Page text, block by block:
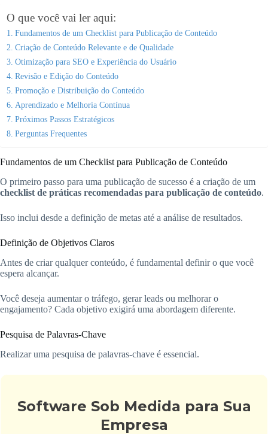
O que você vai ler aqui:
Fundamentos de um Checklist para Publicação de Conteúdo
Criação de Conteúdo Relevante e de Qualidade
Otimização para SEO e Experiência do Usuário
Revisão e Edição do Conteúdo
Promoção e Distribuição do Conteúdo
Aprendizado e Melhoria Contínua
Próximos Passos Estratégicos
Perguntas Frequentes
Fundamentos de um Checklist para Publicação de Conteúdo
O primeiro passo para uma publicação de sucesso é a criação de um
checklist de práticas recomendadas para publicação de conteúdo.
Isso inclui desde a definição de metas até a análise de resultados.
Definição de Objetivos Claros
Antes de criar qualquer conteúdo, é fundamental definir o que você
espera alcançar.
Você deseja aumentar o tráfego, gerar leads ou melhorar o
engajamento? Cada objetivo exigirá uma abordagem diferente.
Pesquisa de Palavras-Chave
Realizar uma pesquisa de palavras-chave é essencial.
Software Sob Medida para Sua
Empresa